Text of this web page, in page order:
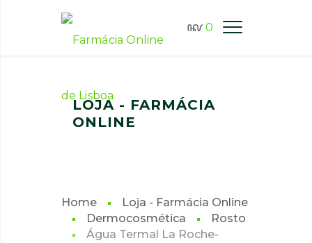
0
FARMÁCIA ONLINE LISBOA
LOJA - FARMÁCIA
ONLINE
Home
Loja - Farmácia Online
Dermocosmética
Rosto
Água Termal La Roche-